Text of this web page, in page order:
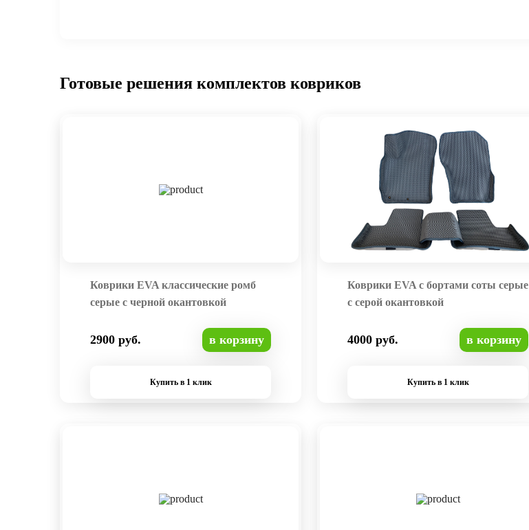
Готовые решения комплектов ковриков
Коврики EVA классические ромб
серые с черной окантовкой
2900 руб. в корзину
Купить в 1 клик
Коврики EVA с бортами соты серые
с серой окантовкой
4000 руб. в корзину
Купить в 1 клик